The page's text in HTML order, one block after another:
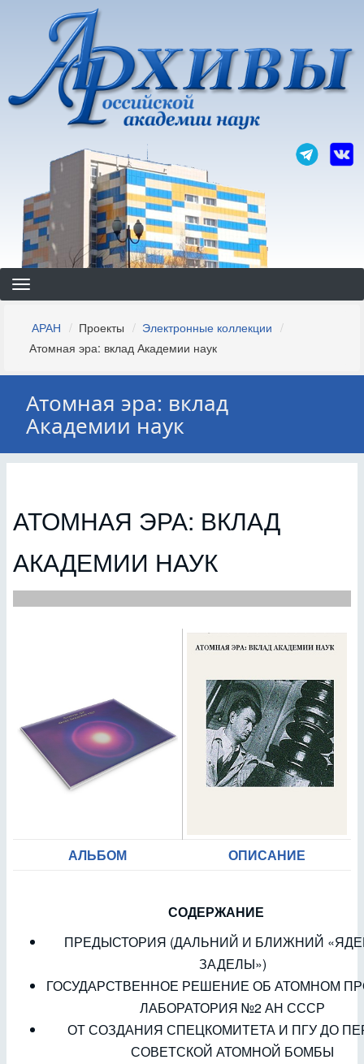
основному
содержанию
Строка
навигации
АРАН Проекты
Электронные коллекции
Атомная эра: вклад Академии наук
Атомная эра: вклад
Академии наук
АТОМНАЯ ЭРА: ВКЛАД
АКАДЕМИИ НАУК
АЛЬБОМ ОПИСАНИЕ
СОДЕРЖАНИЕ
ПРЕДЫСТОРИЯ (ДАЛЬНИЙ И БЛИЖНИЙ
ЗАДЕЛЫ»)
ГОСУДАРСТВЕННОЕ РЕШЕНИЕ ОБ АТОМНОМ
ЛАБОРАТОРИЯ №2 АН СССР
ОТ СОЗДАНИЯ СПЕЦКОМИТЕТА И ПГУ ДО
СОВЕТСКОЙ АТОМНОЙ БОМБЫ